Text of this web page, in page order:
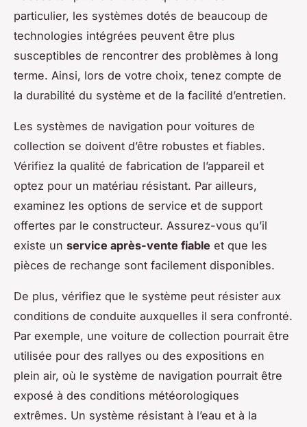
particulier, les systèmes dotés de beaucoup de
technologies intégrées peuvent être plus
susceptibles de rencontrer des problèmes à long
terme. Ainsi, lors de votre choix, tenez compte de
la durabilité du système et de la facilité d’entretien.
Les systèmes de navigation pour voitures de
collection se doivent d’être robustes et fiables.
Vérifiez la qualité de fabrication de l’appareil et
optez pour un matériau résistant. Par ailleurs,
examinez les options de service et de support
offertes par le constructeur. Assurez-vous qu’il
existe un service après-vente fiable et que les
pièces de rechange sont facilement disponibles.
De plus, vérifiez que le système peut résister aux
conditions de conduite auxquelles il sera confronté.
Par exemple, une voiture de collection pourrait être
utilisée pour des rallyes ou des expositions en
plein air, où le système de navigation pourrait être
exposé à des conditions météorologiques
extrêmes. Un système résistant à l’eau et à la